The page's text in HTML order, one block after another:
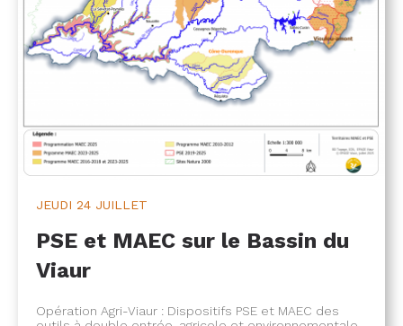
JEUDI 24 JUILLET
PSE et MAEC sur le Bassin du
Viaur
Opération Agri-Viaur : Dispositifs PSE et MAEC des